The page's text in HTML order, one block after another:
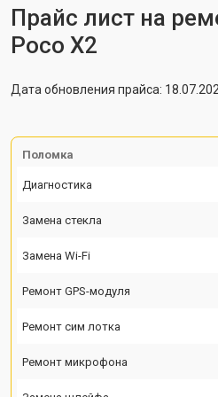
Прайс лист на
Poco X2
Дата обновления прайса:
Поломка
Диагностика
Замена стекла
Замена Wi-Fi
Ремонт GPS-модуля
Ремонт сим лотка
Ремонт микрофона